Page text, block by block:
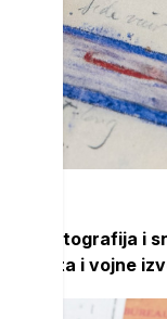
fotografija i
i vojne